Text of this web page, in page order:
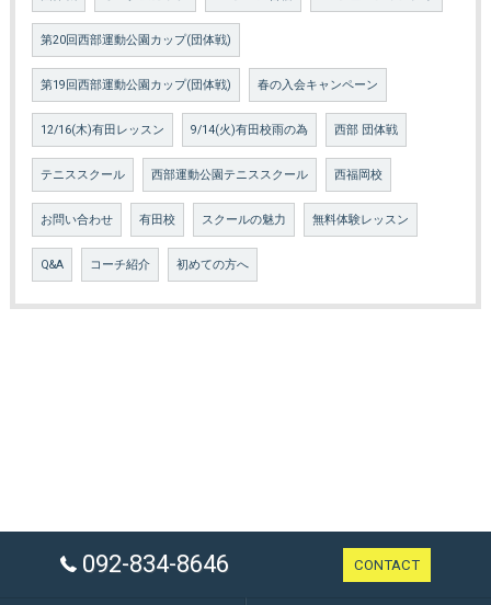
第20回西部運動公園カップ(団体戦)
第19回西部運動公園カップ(団体戦) 春の入会キャンペーン
12/16(木)有田レッスン 9/14(火)有田校雨の為 西部 団体戦
テニススクール 西部運動公園テニススクール 西福岡校
お問い合わせ 有田校 スクールの魅力 無料体験レッスン
Q&A コーチ紹介 初めての方へ
092-834-8646 CONTACT